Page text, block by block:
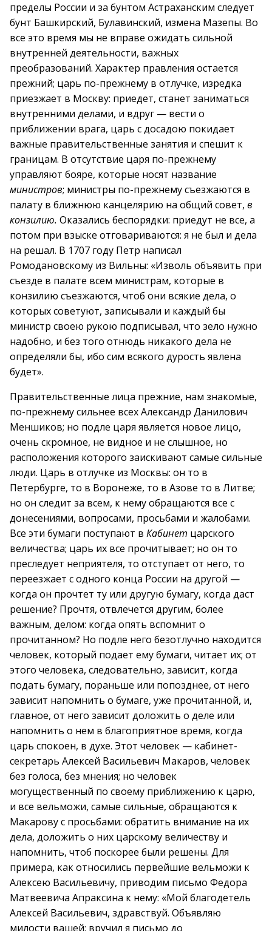
пределы России и за бунтом Астраханским следует
бунт Башкирский, Булавинский, измена Мазепы. Во
все это время мы не вправе ожидать сильной
внутренней деятельности, важных
преобразований. Характер правления остается
прежний; царь по-прежнему в отлучке, изредка
приезжает в Москву: приедет, станет заниматься
внутренними делами, и вдруг — вести о
приближении врага, царь с досадою покидает
важные правительственные занятия и спешит к
границам. В отсутствие царя по-прежнему
управляют бояре, которые носят название
министров; министры по-прежнему съезжаются в
палату в ближнюю канцелярию на общий совет, в
конзилию. Оказались беспорядки: приедут не все, а
потом при взыске отговариваются: я не был и дела
на решал. В 1707 году Петр написал
Ромодановскому из Вильны: «Изволь объявить при
съезде в палате всем министрам, которые в
конзилию съезжаются, чтоб они всякие дела, о
которых советуют, записывали и каждый бы
министр своею рукою подписывал, что зело нужно
надобно, и без того отнюдь никакого дела не
определяли бы, ибо сим всякого дурость явлена
будет».
Правительственные лица прежние, нам знакомые,
по-прежнему сильнее всех Александр Данилович
Меншиков; но подле царя является новое лицо,
очень скромное, не видное и не слышное, но
расположения которого заискивают самые сильные
люди. Царь в отлучке из Москвы: он то в
Петербурге, то в Воронеже, то в Азове то в Литве;
но он следит за всем, к нему обращаются все с
донесениями, вопросами, просьбами и жалобами.
Все эти бумаги поступают в Кабинет царского
величества; царь их все прочитывает; но он то
преследует неприятеля, то отступает от него, то
переезжает с одного конца России на другой —
когда он прочтет ту или другую бумагу, когда даст
решение? Прочтя, отвлечется другим, более
важным, делом: когда опять вспомнит о
прочитанном? Но подле него безотлучно находится
человек, который подает ему бумаги, читает их; от
этого человека, следовательно, зависит, когда
подать бумагу, пораньше или попозднее, от него
зависит напомнить о бумаге, уже прочитанной, и,
главное, от него зависит доложить о деле или
напомнить о нем в благоприятное время, когда
царь спокоен, в духе. Этот человек — кабинет-
секретарь Алексей Васильевич Макаров, человек
без голоса, без мнения; но человек
могущественный по своему приближению к царю,
и все вельможи, самые сильные, обращаются к
Макарову с просьбами: обратить внимание на их
дела, доложить о них царскому величеству и
напомнить, чтоб поскорее были решены. Для
примера, как относились первейшие вельможи к
Алексею Васильевичу, приводим письмо Федора
Матвеевича Апраксина к нему: «Мой благодетель
Алексей Васильевич, здравствуй. Объявляю
милости вашей: вручил я письмо до